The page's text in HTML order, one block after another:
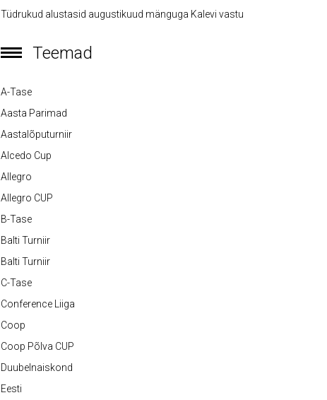
Tüdrukud alustasid augustikuud mänguga Kalevi vastu
Teemad
A-Tase
Aasta Parimad
Aastalõputurniir
Alcedo Cup
Allegro
Allegro CUP
B-Tase
Balti Turniir
Balti Turniir
C-Tase
Conference Liiga
Coop
Coop Põlva CUP
Duubelnaiskond
Eesti